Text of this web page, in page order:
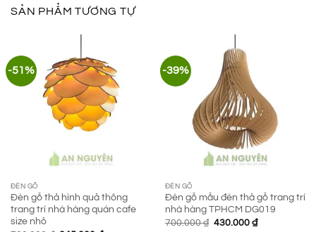
SẢN PHẨM TƯƠNG TỰ
-51%
ĐÈN GỖ
Đèn gỗ thả hình quả thông
trang trí nhà hàng quán cafe
size nhỏ
-39%
ĐÈN GỖ
Đèn gỗ mẫu đèn thả gỗ trang trí
nhà hàng TPHCM DG019
700.000₫ Giá
430.000 ₫Giá